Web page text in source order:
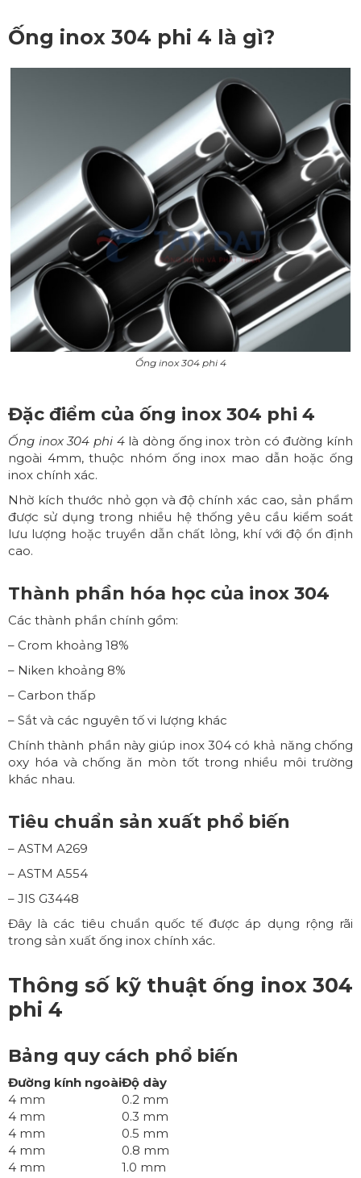
Ống inox 304 phi 4 là gì?
Ống inox 304 phi 4
Đặc điểm của ống inox 304 phi 4
Ống inox 304 phi 4là dòng ống inox tròn có đường kính
ngoài 4mm, thuộc nhóm ống inox mao dẫn hoặc ống
inox chính xác.
Nhờ kích thước nhỏ gọn và độ chính xác cao, sản phẩm
được sử dụng trong nhiều hệ thống yêu cầu kiểm soát
lưu lượng hoặc truyền dẫn chất lỏng, khí với độ ổn định
cao.
Thành phần hóa học của inox 304
Các thành phần chính gồm:
– Crom khoảng 18%
– Niken khoảng 8%
– Carbon thấp
– Sắt và các nguyên tố vi lượng khác
Chính thành phần này giúp inox 304 có khả năng chống
oxy hóa và chống ăn mòn tốt trong nhiều môi trường
khác nhau.
Tiêu chuẩn sản xuất phổ biến
– ASTM A269
– ASTM A554
– JIS G3448
Đây là các tiêu chuẩn quốc tế được áp dụng rộng rãi
trong sản xuất ống inox chính xác.
Thông số kỹ thuật ống inox 304
phi 4
Bảng quy cách phổ biến
Đường kính ngoàiĐộ dày
4 mm
0.2 mm
4 mm
0.3 mm
4 mm
0.5 mm
4 mm
0.8 mm
4 mm
1.0 mm